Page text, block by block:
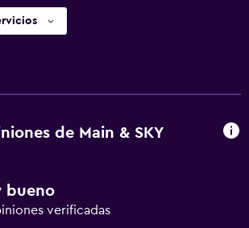
de Main & SKY
bueno
verificadas